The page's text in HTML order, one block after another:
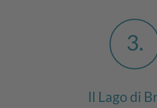
3
Il Lago di